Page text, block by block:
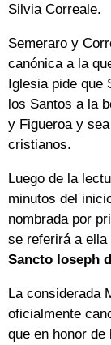
Silvia Correale.
Semeraro y
canónica a la
Iglesia pide que
los Santos a la
y Figueroa y
cristianos.
Luego de la
minutos del
nombrada por
se referirá a ella
Sancto Ioseph
La considerada
oficialmente
que en honor